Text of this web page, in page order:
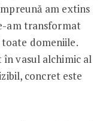
am extins
am transformat
domeniile.
vasul alchimic al
concret este